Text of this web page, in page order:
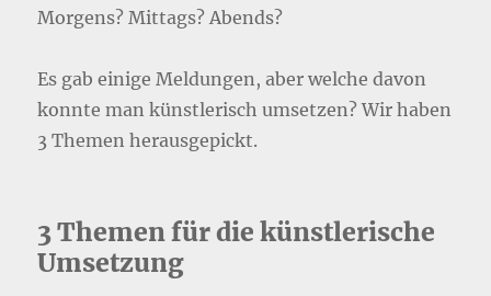
Morgens? Mittags? Abends?
Es gab einige Meldungen, aber welche davon
konnte man künstlerisch umsetzen? Wir haben
3 Themen herausgepickt.
3 Themen für die künstlerische
Umsetzung